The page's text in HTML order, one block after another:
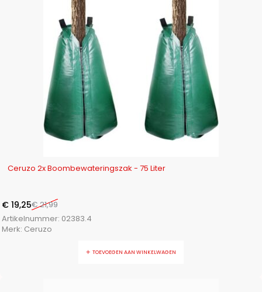
Ceruzo 2x Boombewateringszak - 75 Liter
€21,99
€ 19,25
Artikelnummer: 02383.4
Merk: Ceruzo
TOEVOEGEN AAN WINKELWAGEN